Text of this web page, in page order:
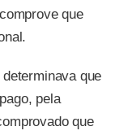
que
que
pela
que